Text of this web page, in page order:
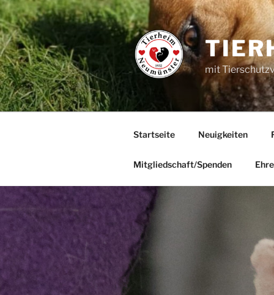
Zum
Inhalt
springen
mit
Startseite Neuigkeiten
Mitgliedschaft/Spenden